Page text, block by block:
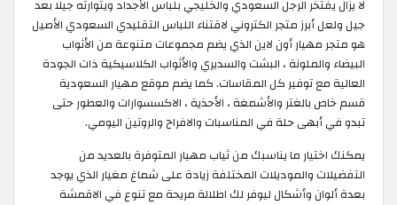
لا يزال يفتخر الرجل السعودي والخليجي بلباس الأجداد ويتوارثه جيلا بعد
جيل ولعل أبرز متجر الكتروني لاقتناء اللباس التقليدي السعودي الأصيل
هو متجر مهيار أون لاين الذي يضم مجموعات متنوعة من الأثواب
البيضاء والملونة ، البشت والسديري والأثواب الكلاسيكية ذات الجودة
العالية مع توفير كل المقاسات. كما يضم موقع مهيار السعودية
قسم خاص بالغتر والأشمغة ، الأحذية ، الاكسسوارات والعطور حتى
تبدو في أبهى حلة في المناسبات والافراح والروتين اليومي.
يمكنك اختيار ما يناسبك من ثياب مهيار المتوفرة بالعديد من
التفضيلات والموديلات المختلفة زيادة على شماغ مغيار الذي يوجد
بعدة ألوان وأشكال ليوفر لك اطلالة مريحة مع تنوع في الاقمشة